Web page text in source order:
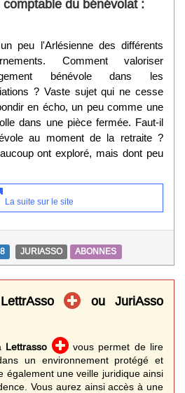
comptable du bénévolat :
peu l'Arlésienne des différents
Comment valoriser
bénévole dans les
? Vaste sujet qui ne cesse
en écho, un peu comme une
dans une pièce fermée. Faut-il
au moment de la retraite ?
ont exploré, mais dont peu
La suite sur le site
JURIASSO ABONNES
ou JuriAsso
Lettrasso
vous permet de lire
un environnement protégé et
également une veille juridique ainsi
Vous aurez ainsi accès à une